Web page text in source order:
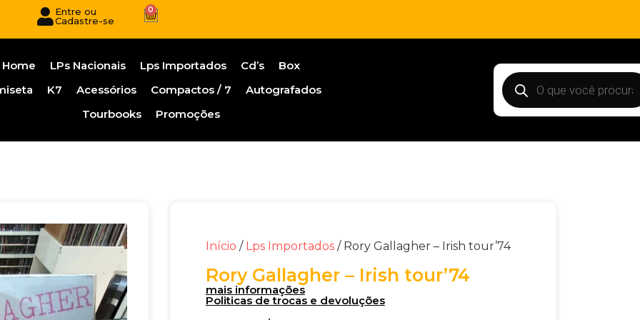
Entre ou
Cadastre-se
0
Home LPs Nacionais Lps Importados Cd’s
Box
K7 Acessórios Compactos / 7
Autografados
Tourbooks
Promoções
Início / Lps Importados/ Rory Gallagher – Irish tour’74
Rory Gallagher – Irish tour’74
mais informações
Politicas de trocas e devoluções